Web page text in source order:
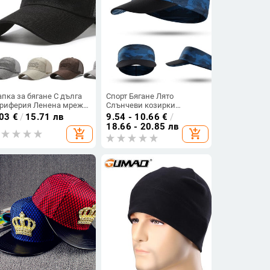
за бягане С дълга
Ленена мрежа
Универсална
топка
облекло
влага Мъжка шапка
€ / 15.71 лв
add_shopping_cart
Спорт Бягане Лято
Слънчеви козирки
Бейзбол Колоездене
Шапка Риболов Тенис
Язда Голф Шапка
Велосипед Празна горна
9.54 - 10.66 € /
18.66 - 20.85 лв
add_shopping_cart